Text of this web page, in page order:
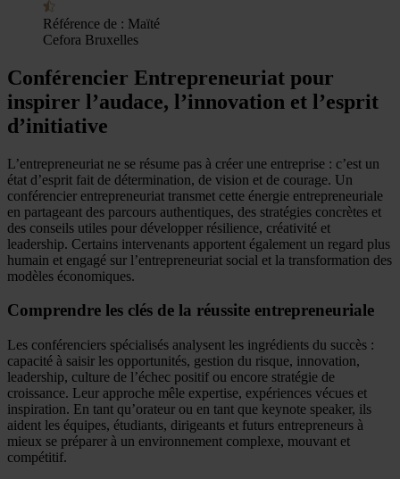
Référence de : Maïté
Cefora Bruxelles
Conférencier Entrepreneuriat pour
inspirer l’audace, l’innovation et l’esprit
d’initiative
L’entrepreneuriat ne se résume pas à créer une entreprise : c’est un
état d’esprit fait de détermination, de vision et de courage. Un
conférencier entrepreneuriat transmet cette énergie entrepreneuriale
en partageant des parcours authentiques, des stratégies concrètes et
des conseils utiles pour développer résilience, créativité et
leadership. Certains intervenants apportent également un regard plus
humain et engagé sur l’entrepreneuriat social et la transformation des
modèles économiques.
Comprendre les clés de la réussite entrepreneuriale
Les conférenciers spécialisés analysent les ingrédients du succès :
capacité à saisir les opportunités, gestion du risque, innovation,
leadership, culture de l’échec positif ou encore stratégie de
croissance. Leur approche mêle expertise, expériences vécues et
inspiration. En tant qu’orateur ou en tant que keynote speaker, ils
aident les équipes, étudiants, dirigeants et futurs entrepreneurs à
mieux se préparer à un environnement complexe, mouvant et
compétitif.